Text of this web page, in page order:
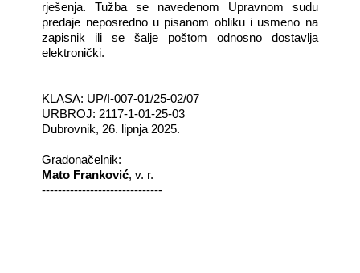
rješenja. Tužba se navedenom Upravnom sudu
predaje neposredno u pisanom obliku i usmeno na
zapisnik ili se šalje poštom odnosno dostavlja
elektronički.
KLASA: UP/I-007-01/25-02/07
URBROJ: 2117-1-01-25-03
Dubrovnik, 26. lipnja 2025.
Gradonačelnik:
Mato Franković, v. r.
------------------------------